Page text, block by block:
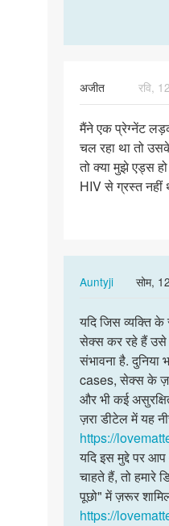
अजीत
रवि,
मैंने
एक
प्रेग्नेंट
लड़की…
मैंने एक प्रेग्नेंट
चल रहा था तो
तो क्या मुझे एड्स
HIV से ग्रस्त नहीं
Auntyji
सोम,
In
to
मैंने
एक
प्रेग्नेंट
लड़की…
by
अजीत
यदि
जिस
व्यक्ति
के
साथ
आप…
यदि जिस व्यक्ति
सेक्स कर रहे हैं उसे
संभावना है.
cases, सेक्स के
और भी कई
ज़रा डीटेल में यह
https://
यदि इस मुद्दे पर
चाहते हैं, तो हमारे
पूछो" में ज़रूर
https://